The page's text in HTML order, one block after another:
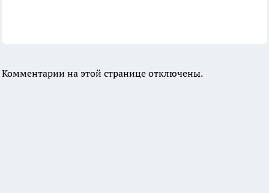
Комментарии на этой странице отключены.